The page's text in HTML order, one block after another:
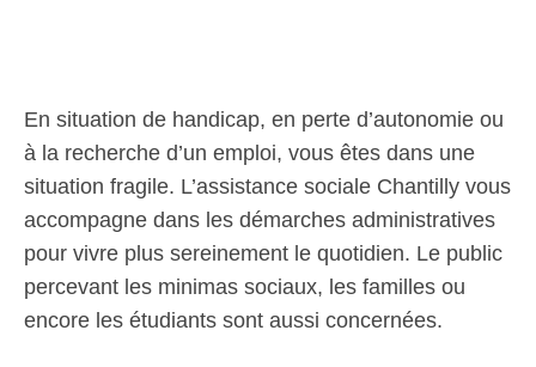
En situation de handicap, en perte d’autonomie ou
à la recherche d’un emploi, vous êtes dans une
situation fragile. L’assistance sociale Chantilly vous
accompagne dans les démarches administratives
pour vivre plus sereinement le quotidien. Le public
percevant les minimas sociaux, les familles ou
encore les étudiants sont aussi concernées.